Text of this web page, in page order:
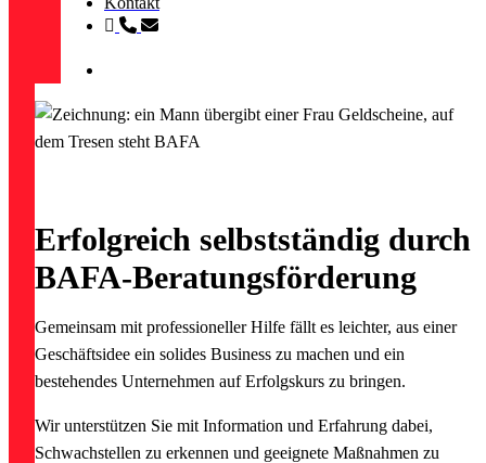
linkedin
phone
email
Erfolgreich selbstständig durch
BAFA-Beratungs­förderung
Gemeinsam mit professioneller Hilfe fällt es leichter, aus einer
Geschäftsidee ein solides Business zu machen und ein
bestehendes Unternehmen auf Erfolgskurs zu bringen.
Wir unterstützen Sie mit Information und Erfahrung dabei,
Schwachstellen zu erkennen und geeignete Maßnahmen zu